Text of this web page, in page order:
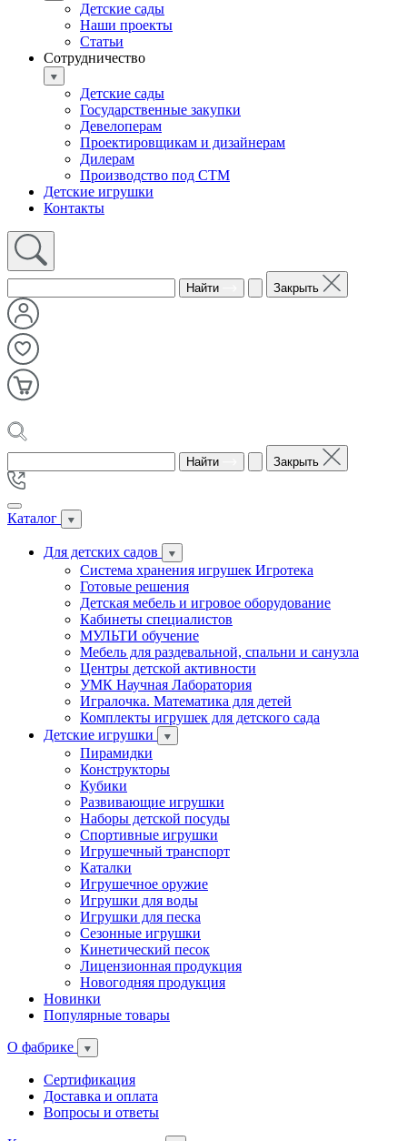
Детские сады
Наши проекты
Статьи
Сотрудничество
Детские сады
Государственные закупки
Девелоперам
Проектировщикам и дизайнерам
Дилерам
Производство под СТМ
Детские игрушки
Контакты
Найти Закрыть
Найти Закрыть
Каталог
Для детских садов
Система хранения игрушек Игротека
Готовые решения
Детская мебель и игровое оборудование
Кабинеты специалистов
МУЛЬТИ обучение
Мебель для раздевальной, спальни и санузла
Центры детской активности
УМК Научная Лаборатория
Игралочка. Математика для детей
Комплекты игрушек для детского сада
Детские игрушки
Пирамидки
Конструкторы
Кубики
Развивающие игрушки
Наборы детской посуды
Спортивные игрушки
Игрушечный транспорт
Каталки
Игрушечное оружие
Игрушки для воды
Игрушки для песка
Сезонные игрушки
Кинетический песок
Лицензионная продукция
Новогодняя продукция
Новинки
Популярные товары
О фабрике
Сертификация
Доставка и оплата
Вопросы и ответы